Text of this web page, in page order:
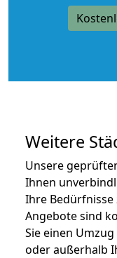
Weitere
Unsere
Ihnen
Ihre Bedürfnisse
Angebote sind
Sie einen
oder außerhalb